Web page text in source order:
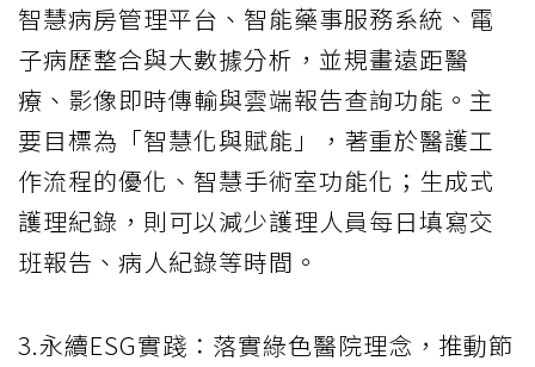
智慧病房管理平台、智能藥事服務系統、電
子病歷整合與大數據分析，並規畫遠距醫
療、影像即時傳輸與雲端報告查詢功能。主
要目標為「智慧化與賦能」，著重於醫護工
作流程的優化、智慧手術室功能化；生成式
護理紀錄，則可以減少護理人員每日填寫交
班報告、病人紀錄等時間。
3.永續ESG實踐：落實綠色醫院理念，推動節